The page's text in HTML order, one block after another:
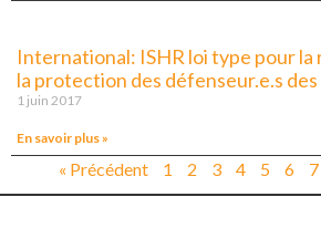
International: ISHR loi type pour la
la protection des défenseur.e.s
1 juin 2017
En savoir plus »
« Précédent 1 2 3 4 5 6 7